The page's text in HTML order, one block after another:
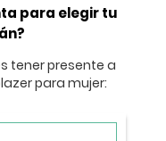
para elegir tu
tener presente a
para mujer: